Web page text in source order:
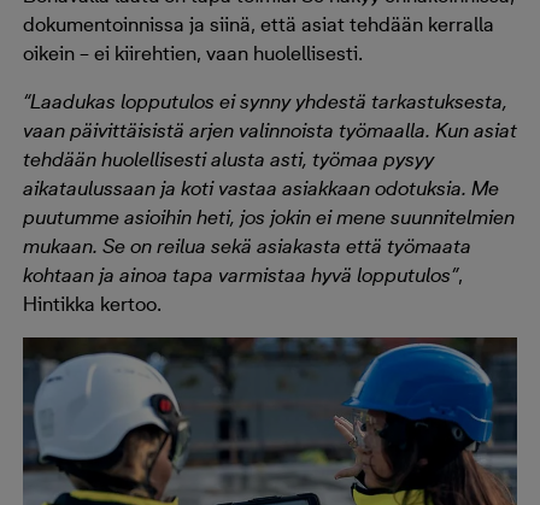
dokumentoinnissa ja siinä, että asiat tehdään kerralla
oikein – ei kiirehtien, vaan huolellisesti.
“Laadukas lopputulos ei synny yhdestä tarkastuksesta,
vaan päivittäisistä arjen valinnoista työmaalla. Kun asiat
tehdään huolellisesti alusta asti, työmaa pysyy
aikataulussaan ja koti vastaa asiakkaan odotuksia. Me
puutumme asioihin heti, jos jokin ei mene suunnitelmien
mukaan. Se on reilua sekä asiakasta että työmaata
kohtaan ja ainoa tapa varmistaa hyvä lopputulos”,
Hintikka kertoo.